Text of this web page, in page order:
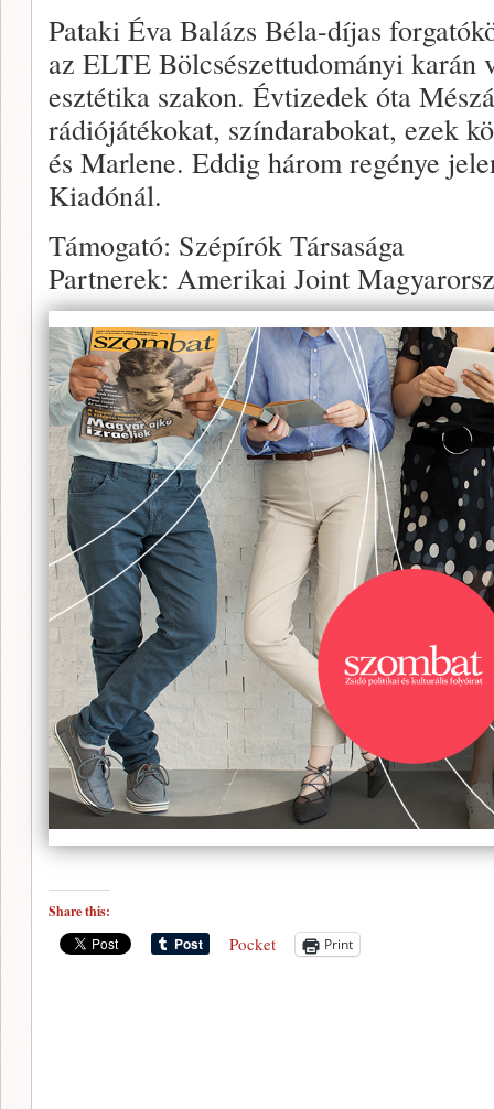
Pataki Éva Balázs Béla-díjas
az ELTE Bölcsészettudományi karán
esztétika szakon. Évtizedek óta
rádiójátékokat, színdarabokat, ezek
és Marlene. Eddig három regénye
Kiadónál.
Támogató: Szépírók Társasága
Partnerek: Amerikai Joint
Share this:
Pocket Print